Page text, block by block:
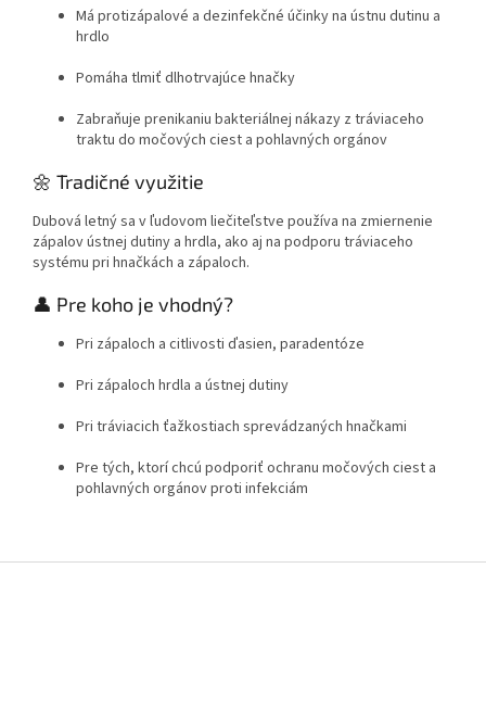
Má protizápalové a dezinfekčné účinky na ústnu dutinu a
hrdlo
Pomáha tlmiť dlhotrvajúce hnačky
Zabraňuje prenikaniu bakteriálnej nákazy z tráviaceho
traktu do močových ciest a pohlavných orgánov
🌼 Tradičné využitie
Dubová letný sa v ľudovom liečiteľstve používa na zmiernenie
zápalov ústnej dutiny a hrdla, ako aj na podporu tráviaceho
systému pri hnačkách a zápaloch.
👤 Pre koho je vhodný?
Pri zápaloch a citlivosti ďasien, paradentóze
Pri zápaloch hrdla a ústnej dutiny
Pri tráviacich ťažkostiach sprevádzaných hnačkami
Pre tých, ktorí chcú podporiť ochranu močových ciest a
pohlavných orgánov proti infekciám